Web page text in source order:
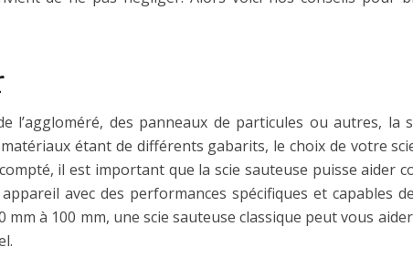
des panneaux de particules ou autres, la
étant de différents gabarits, le choix de votre
il est important que la scie sauteuse puisse aider
avec des performances spécifiques et capables
à 100 mm, une scie sauteuse classique peut vous